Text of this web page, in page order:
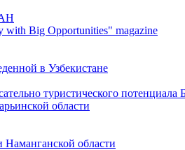
with Big Opportunities" magazine
в Узбекистане
туристического потенциала
области
Наманганской области